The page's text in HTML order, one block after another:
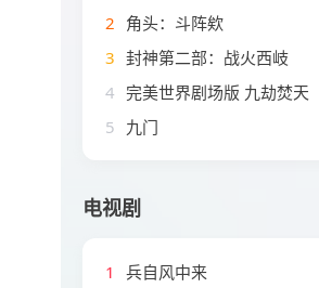
2 角头：斗阵欸
3 封神第二部：战火西岐
4 完美世界剧场版 九劫焚天
5 九门
电视剧
1 兵自风中来